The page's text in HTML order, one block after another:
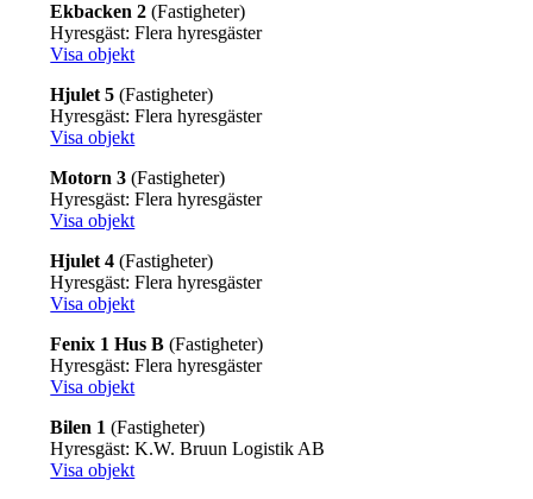
Ekbacken 2 (Fastigheter)
Hyresgäst: Flera hyresgäster
Visa objekt
Hjulet 5 (Fastigheter)
Hyresgäst: Flera hyresgäster
Visa objekt
Motorn 3 (Fastigheter)
Hyresgäst: Flera hyresgäster
Visa objekt
Hjulet 4 (Fastigheter)
Hyresgäst: Flera hyresgäster
Visa objekt
Fenix 1 Hus B (Fastigheter)
Hyresgäst: Flera hyresgäster
Visa objekt
Bilen 1 (Fastigheter)
Hyresgäst: K.W. Bruun Logistik AB
Visa objekt